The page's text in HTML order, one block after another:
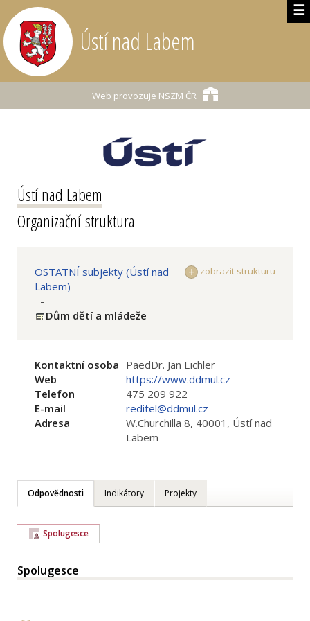
☰
Ústí nad Labem
Web provozuje NSZM ČR
Ústí nad Labem
Organizační struktura
zobrazit strukturu
OSTATNÍ subjekty (Ústí nad
Labem)
-
Dům dětí a mládeže
Kontaktní osoba PaedDr. Jan Eichler
Web
https://www.ddmul.cz
Telefon
475 209 922
E-mail
reditel@ddmul.cz
Adresa
W.Churchilla 8, 40001, Ústí nad
Labem
Odpovědnosti Indikátory Projekty
Spolugesce
Spolugesce